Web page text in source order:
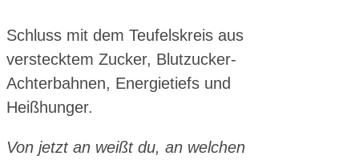
Schluss mit dem Teufelskreis aus
verstecktem Zucker, Blutzucker-
Achterbahnen, Energietiefs und
Heißhunger.
Von jetzt an weißt du, an welchen